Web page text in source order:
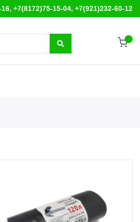
+7(8172)75-15-04, +7(921)232-60-12